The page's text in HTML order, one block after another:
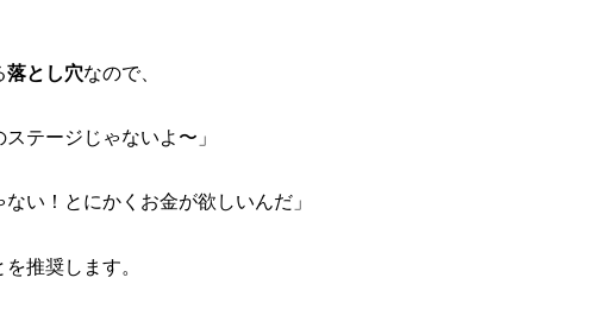
落とし穴なので、
テージじゃないよ〜」
い！とにかくお金が欲しいんだ」
推奨します。